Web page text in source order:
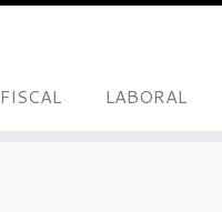
FISCAL LABORAL